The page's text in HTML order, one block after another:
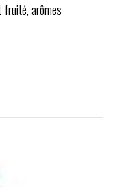
fruité, arômes